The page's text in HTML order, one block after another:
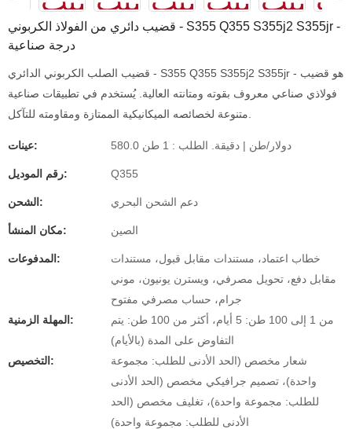
قضيب دائري من الفولاذ الكربوني - S355 Q355 S355j2 S355jr -
درجة صناعية
قضيب الصلب الكربوني الدائري - S355 Q355 S355j2 S355jr - هو قضيب
فولاذي صناعي معروف بقوته ومتانته العالية. يُستخدم في تطبيقات صناعية
عينات: 580.0 دولار/طن | دقيقة. الطلب : 1 طن
رقم الموديل: Q355
الشحن: دعم الشحن البحري
مكان المنشأ: الصين
المدفوعات:
خطاب اعتماد، مستندات مقابل قبول، مستندات
مقابل دفع، تحويل مصرفي، ويسترن يونيون، موني
جرام، حساب مصرفي مفتوح
المهلة الزمنية:
من 1 إلى 100 طن: 5 أيام، أكثر من 100 طن: يتم
التفاوض على المدة (بالأيام)
التخصيص:
شعار مخصص (الحد الأدنى للطلب: مجموعة
واحدة)، تصميم جرافيكي مخصص (الحد الأدنى
للطلب: مجموعة واحدة)، تغليف مخصص (الحد
الأدنى للطلب: مجموعة واحدة)